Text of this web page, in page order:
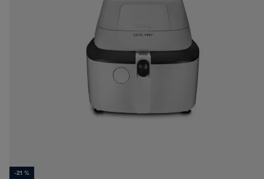
-21 %